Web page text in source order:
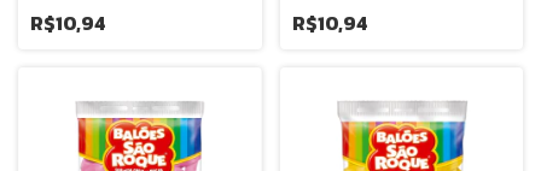
R$10,94 R$10,94